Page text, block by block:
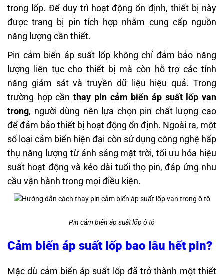
trong lốp. Để duy trì hoạt động ổn định, thiết bị này
được trang bị pin tích hợp nhằm cung cấp nguồn
năng lượng cần thiết.
Pin cảm biến áp suất lốp không chỉ đảm bảo năng
lượng liên tục cho thiết bị mà còn hỗ trợ các tính
năng giám sát và truyền dữ liệu hiệu quả. Trong
trường hợp cầnthay pin cảm biến áp suất lốp van
trong, người dùng nên lựa chọn pin chất lượng cao
để đảm bảo thiết bị hoạt động ổn định. Ngoài ra, một
số loại cảm biến hiện đại còn sử dụng công nghệ hấp
thụ năng lượng từ ánh sáng mặt trời, tối ưu hóa hiệu
suất hoạt động và kéo dài tuổi thọ pin, đáp ứng nhu
cầu vận hành trong mọi điều kiện.
Pin cảm biến áp suất lốp ô tô
Cảm biến áp suất lốp bao lâu hết pin?
Mặc dù cảm biến áp suất lốp đã trở thành một thiết